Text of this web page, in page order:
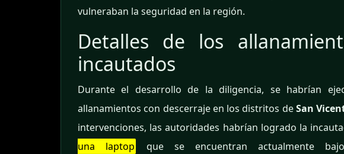
vulneraban la seguridad en la región.
Detalles de los
incautados
Durante el desarrollo de la diligencia, se habrían
allanamientos con descerraje en los distritos deSan
intervenciones, las autoridades habrían logrado la
una laptop
que se encuentran actualmente